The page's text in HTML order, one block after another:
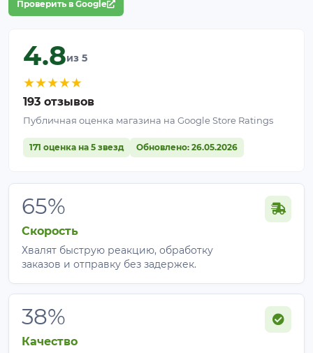
Проверить в Google
4.8из 5
★★★★★
193 отзывов
Публичная оценка магазина на Google Store Ratings
171 оценка на 5 звезд Обновлено: 26.05.2026
65%
Скорость
Хвалят быструю реакцию, обработку
заказов и отправку без задержек.
38%
Качество